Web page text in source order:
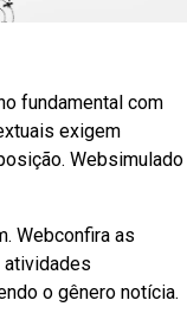
fundamental com
exigem
Websimulado
Webconfira as
atividades
o gênero notícia.